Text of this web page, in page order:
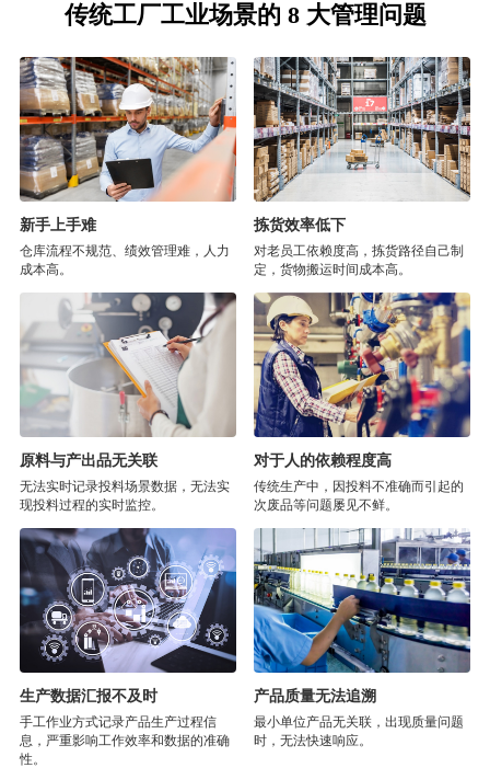
传统工厂工业场景的 8 大管理问题
新手上手难
仓库流程不规范、绩效管理难，人力
成本高。
拣货效率低下
对老员工依赖度高，拣货路径自己制
定，货物搬运时间成本高。
原料与产出品无关联
无法实时记录投料场景数据，无法实
现投料过程的实时监控。
对于人的依赖程度高
传统生产中，因投料不准确而引起的
次废品等问题屡见不鲜。
生产数据汇报不及时
手工作业方式记录产品生产过程信
息，严重影响工作效率和数据的准确
性。
产品质量无法追溯
最小单位产品无关联，出现质量问题
时，无法快速响应。